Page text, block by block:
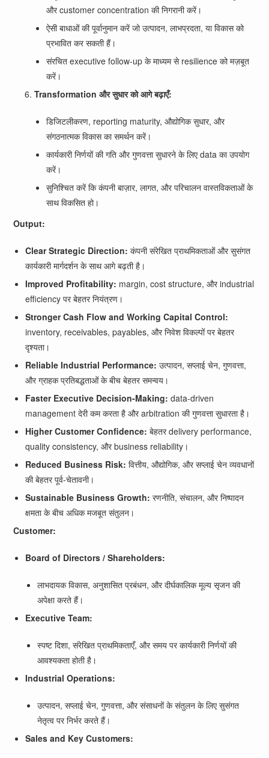
और customer concentration की निगरानी करें।
ऐसी बाधाओं की पूर्वानुमान करें जो उत्पादन, लाभप्रदता, या विकास को
प्रभावित कर सकती हैं।
संरचित executive follow-up के माध्यम से resilience को मज़बूत
करें।
Transformation और सुधार को आगे बढ़ाएँ:
डिजिटलीकरण, reporting maturity, औद्योगिक सुधार, और
संगठनात्मक विकास का समर्थन करें।
कार्यकारी निर्णयों की गति और गुणवत्ता सुधारने के लिए data का उपयोग
करें।
सुनिश्चित करें कि कंपनी बाज़ार, लागत, और परिचालन वास्तविकताओं के
साथ विकसित हो।
Output:
Clear Strategic Direction: कंपनी संरेखित प्राथमिकताओं और सुसंगत
कार्यकारी मार्गदर्शन के साथ आगे बढ़ती है।
Improved Profitability: margin, cost structure, और industrial
efficiency पर बेहतर नियंत्रण।
Stronger Cash Flow and Working Capital Control:
inventory, receivables, payables, और निवेश विकल्पों पर बेहतर
दृश्यता।
Reliable Industrial Performance: उत्पादन, सप्लाई चेन, गुणवत्ता,
और ग्राहक प्रतिबद्धताओं के बीच बेहतर समन्वय।
Faster Executive Decision-Making: data-driven
management देरी कम करता है और arbitration की गुणवत्ता सुधारता है।
Higher Customer Confidence: बेहतर delivery performance,
quality consistency, और business reliability।
Reduced Business Risk: वित्तीय, औद्योगिक, और सप्लाई चेन व्यवधानों
की बेहतर पूर्व-चेतावनी।
Sustainable Business Growth: रणनीति, संचालन, और निष्पादन
क्षमता के बीच अधिक मजबूत संतुलन।
Customer:
Board of Directors / Shareholders:
लाभदायक विकास, अनुशासित प्रबंधन, और दीर्घकालिक मूल्य सृजन की
अपेक्षा करते हैं।
Executive Team:
स्पष्ट दिशा, संरेखित प्राथमिकताएँ, और समय पर कार्यकारी निर्णयों की
आवश्यकता होती है।
Industrial Operations:
उत्पादन, सप्लाई चेन, गुणवत्ता, और संसाधनों के संतुलन के लिए सुसंगत
नेतृत्व पर निर्भर करते हैं।
Sales and Key Customers: